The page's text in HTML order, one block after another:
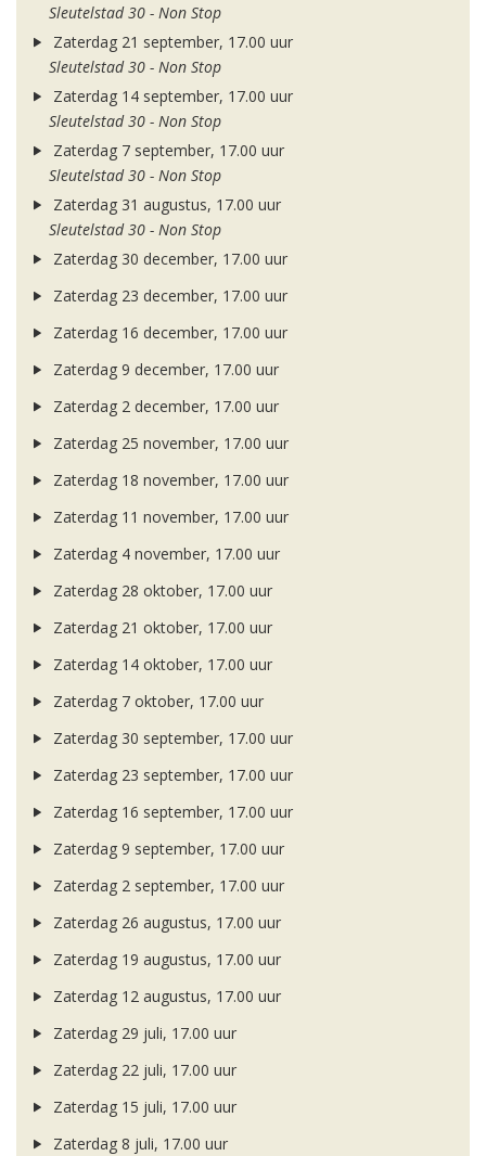
Sleutelstad 30 - Non Stop
Zaterdag 21 september, 17.00 uur
Sleutelstad 30 - Non Stop
Zaterdag 14 september, 17.00 uur
Sleutelstad 30 - Non Stop
Zaterdag 7 september, 17.00 uur
Sleutelstad 30 - Non Stop
Zaterdag 31 augustus, 17.00 uur
Sleutelstad 30 - Non Stop
Zaterdag 30 december, 17.00 uur
Zaterdag 23 december, 17.00 uur
Zaterdag 16 december, 17.00 uur
Zaterdag 9 december, 17.00 uur
Zaterdag 2 december, 17.00 uur
Zaterdag 25 november, 17.00 uur
Zaterdag 18 november, 17.00 uur
Zaterdag 11 november, 17.00 uur
Zaterdag 4 november, 17.00 uur
Zaterdag 28 oktober, 17.00 uur
Zaterdag 21 oktober, 17.00 uur
Zaterdag 14 oktober, 17.00 uur
Zaterdag 7 oktober, 17.00 uur
Zaterdag 30 september, 17.00 uur
Zaterdag 23 september, 17.00 uur
Zaterdag 16 september, 17.00 uur
Zaterdag 9 september, 17.00 uur
Zaterdag 2 september, 17.00 uur
Zaterdag 26 augustus, 17.00 uur
Zaterdag 19 augustus, 17.00 uur
Zaterdag 12 augustus, 17.00 uur
Zaterdag 29 juli, 17.00 uur
Zaterdag 22 juli, 17.00 uur
Zaterdag 15 juli, 17.00 uur
Zaterdag 8 juli, 17.00 uur